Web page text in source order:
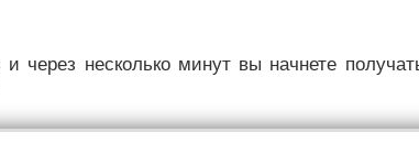
и через несколько минут вы начнете